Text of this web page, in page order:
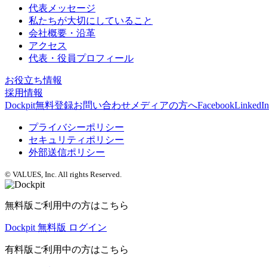
代表メッセージ
私たちが大切にしていること
会社概要・沿革
アクセス
代表・役員プロフィール
お役立ち情報
採用情報
Dockpit無料登録お問い合わせ メディアの方へFacebookLinkedIn
プライバシーポリシー
セキュリティポリシー
外部送信ポリシー
© VALUES, Inc. All rights Reserved.
無料版ご利用中の方はこちら
Dockpit 無料版 ログイン
有料版ご利用中の方はこちら